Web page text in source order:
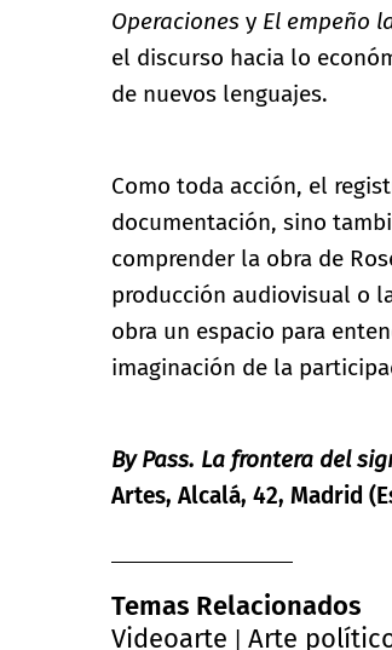
Operaciones y El empeño
el discurso hacia lo
de nuevos lenguajes.
Como toda acción, el
documentación, sino
comprender la obra de
producción audiovisual o
obra un espacio para
imaginación de la
By Pass. La frontera del
Artes, Alcalá, 42, Madrid
Temas Relacionados
Videoarte
Arte